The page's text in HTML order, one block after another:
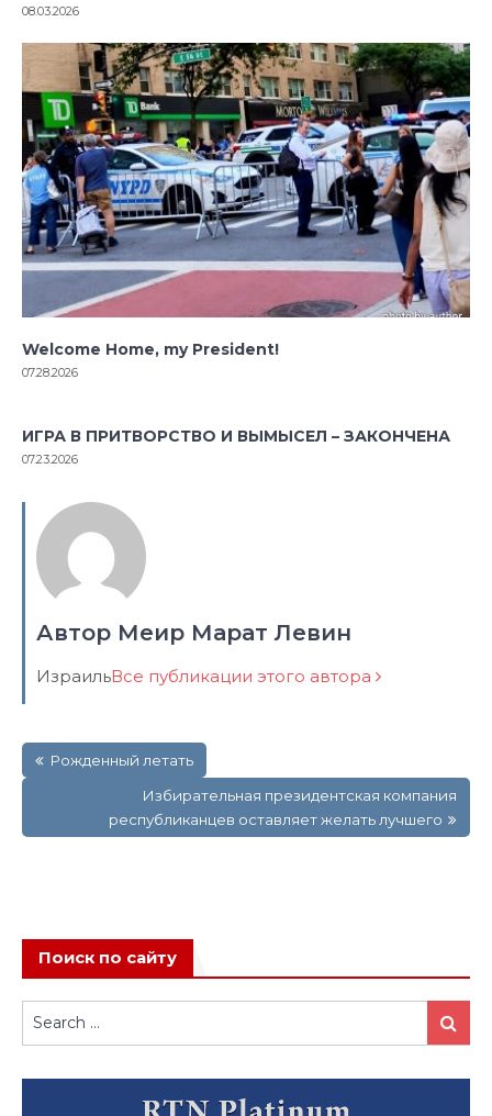
08.03.2026
Welcome Home, my President!
07.28.2026
ИГРА В ПРИТВОРСТВО И ВЫМЫСЕЛ – ЗАКОНЧЕНА
07.23.2026
Автор Меир Марат Левин
ИзраильВсе публикации этого автора
по Рожденный летать
Избирательная президентская компания
республиканцев оставляет желать лучшего
Поиск по сайту
for:
Search